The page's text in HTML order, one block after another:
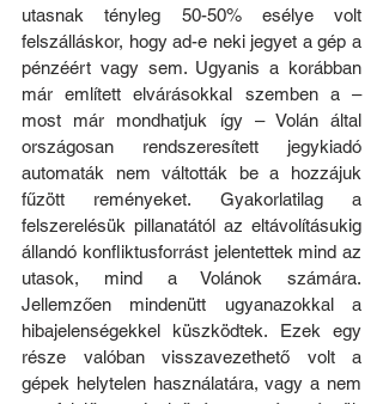
utasnak tényleg 50-50% esélye volt
felszálláskor, hogy ad-e neki jegyet a gép a
pénzéért vagy sem. Ugyanis a korábban
már említett elvárásokkal szemben a –
most már mondhatjuk így – Volán által
országosan rendszeresített jegykiadó
automaták nem váltották be a hozzájuk
fűzött reményeket. Gyakorlatilag a
felszerelésük pillanatától az eltávolításukig
állandó konfliktusforrást jelentettek mind az
utasok, mind a Volánok számára.
Jellemzően mindenütt ugyanazokkal a
hibajelenségekkel küszködtek. Ezek egy
része valóban visszavezethető volt a
gépek helytelen használatára, vagy a nem